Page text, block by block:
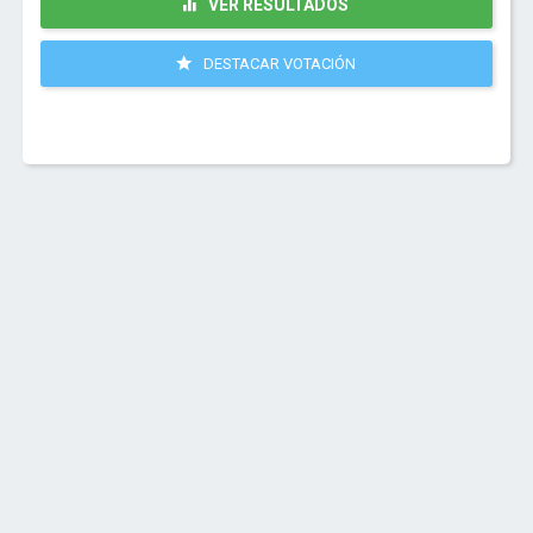
VER RESULTADOS
DESTACAR VOTACIÓN